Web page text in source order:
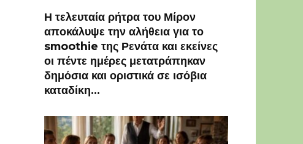
Η τελευταία ρήτρα του Μίρον
αποκάλυψε την αλήθεια για το
smoothie της Ρενάτα και εκείνες
οι πέντε ημέρες μετατράπηκαν
δημόσια και οριστικά σε ισόβια
καταδίκη…